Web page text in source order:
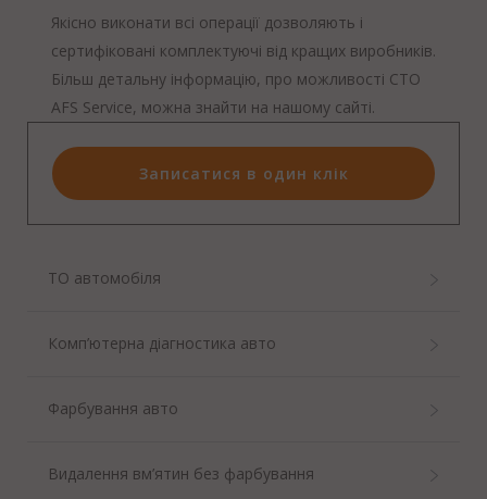
Записатися в один клік
ТО автомобіля
Комп’ютерна діагностика авто
Фарбування авто
Видалення вм’ятин без фарбування
Якісно виконати всі операції дозволяють і
сертифіковані комплектуючі від кращих виробників.
Більш детальну інформацію, про можливості СТО
AFS Service, можна знайти на нашому сайті.